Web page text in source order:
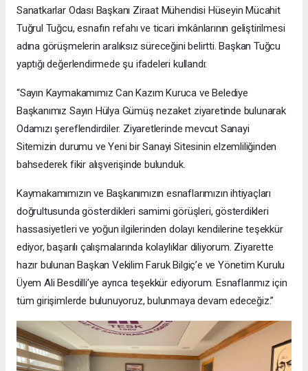
Sanatkarlar Odası Başkanı Ziraat Mühendisi Hüseyin Mücahit
Tuğrul Tuğcu, esnafın refahı ve ticari imkânlarının geliştirilmesi
adına görüşmelerin aralıksız süreceğini belirtti. Başkan Tuğcu
yaptığı değerlendirmede şu ifadeleri kullandı:
“Sayın Kaymakamımız Can Kazım Kuruca ve Belediye
Başkanımız Sayın Hülya Gümüş nezaket ziyaretinde bulunarak
Odamızı şereflendirdiler. Ziyaretlerinde mevcut Sanayi
Sitemizin durumu ve Yeni bir Sanayi Sitesinin elzemliliğinden
bahsederek fikir alışverişinde bulunduk.
Kaymakamımızın ve Başkanımızın esnaflarımızın ihtiyaçları
doğrultusunda gösterdikleri samimi görüşleri, gösterdikleri
hassasiyetleri ve yoğun ilgilerinden dolayı kendilerine teşekkür
ediyor, başarılı çalışmalarında kolaylıklar diliyorum. Ziyarette
hazır bulunan Başkan Vekilim Faruk Bilgiç’e ve Yönetim Kurulu
Üyem Ali Besdilli’ye ayrıca teşekkür ediyorum. Esnaflarımız için
tüm girişimlerde bulunuyoruz, bulunmaya devam edeceğiz.”